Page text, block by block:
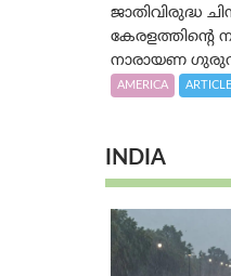
ജാതിവിരുദ്ധ
കേരളത്തിന്റെ
നാരായണ
AMERICA
INDIA